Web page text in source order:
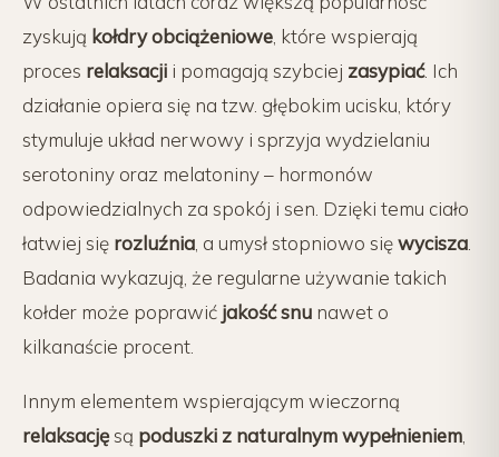
zyskują kołdry obciążeniowe , które wspierają
proces relaksacji i pomagają szybciej zasypiać. Ich
działanie opiera się na tzw. głębokim ucisku, który
stymuluje układ nerwowy i sprzyja wydzielaniu
serotoniny oraz melatoniny – hormonów
odpowiedzialnych za spokój i sen. Dzięki temu ciało
łatwiej się rozluźnia , a umysł stopniowo sięwycisza
Badania wykazują, że regularne używanie takich
kołder może poprawić jakość snu nawet o
kilkanaście procent.
Innym elementem wspierającym wieczorną
relaksacjęsą poduszki z naturalnym wypełnieniem